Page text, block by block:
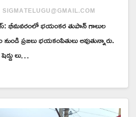
SIGMATELUGU@GMAIL.COM
భీమవరంలో భయంకర తుపాన్ గాలుల
ప్రజలు భయకంపితులు అవుతున్నారు.
లు…